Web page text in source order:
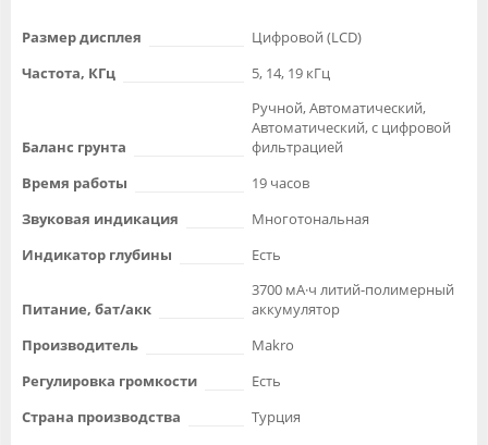
Размер дисплея
Цифровой (LCD)
Частота, КГц
5, 14, 19 кГц
Баланс грунта
Ручной, Автоматический,
Автоматический, с цифровой
фильтрацией
Время работы
19 часов
Звуковая индикация
Многотональная
Индикатор глубины
Есть
Питание, бат/акк
3700 мА·ч литий-полимерный
аккумулятор
Производитель
Makro
Регулировка громкости
Есть
Страна производства
Турция